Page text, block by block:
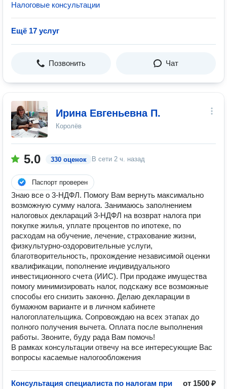
Налоговые консультации
Ещё 17 услуг
Позвонить Чат
Ирина Евгеньевна П.
Королёв
5.0 330 оценок В сети 2 ч. назад
Паспорт проверен
Знаю все о 3-НДФЛ. Помогу Вам вернуть максимально
возможную сумму налога. Занимаюсь заполнением
налоговых деклараций 3-НДФЛ на возврат налога при
покупке жилья, уплате процентов по ипотеке, по
расходам на обучение, лечение, страхование жизни,
физкультурно-оздоровительные услуги,
благотворительность, прохождение независимой оценки
квалификации, пополнение индивидуального
инвестиционного счета (ИИС). При продаже имущества
помогу минимизировать налог, подскажу все возможные
способы его снизить законно. Делаю декларации в
бумажном варианте и в личном кабинете
налогоплательщика. Сопровождаю на всех этапах до
полного получения вычета. Оплата после выполнения
работы. Звоните, буду рада Вам помочь!
В рамках консультации отвечу на все интересующие Вас
вопросы касаемые налогообложения
Консультация специалиста по налогам при от 1500 ₽